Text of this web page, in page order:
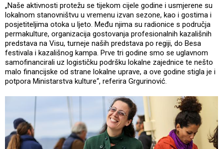
„Naše aktivnosti protežu se tijekom cijele godine i usmjerene su
lokalnom stanovništvu u vremenu izvan sezone, kao i gostima i
posjetiteljima otoka u ljeto. Među njima su radionice s područja
permakulture, organizacija gostovanja profesionalnih kazališnih
predstava na Visu, turneje naših predstava po regiji, do Besa
festivala i kazališnog kampa. Prve tri godine smo se uglavnom
samofinancirali uz logističku podršku lokalne zajednice te nešto
malo financijske od strane lokalne uprave, a ove godine stigla je i
potpora Ministarstva kulture“, referira Grgurinović.